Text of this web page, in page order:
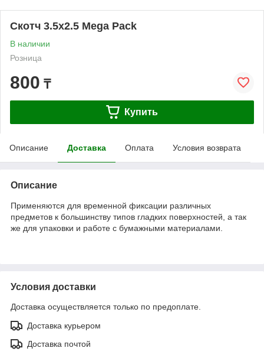
Скотч 3.5х2.5 Mega Pack
В наличии
Розница
800 ₸
Купить
Описание Доставка Оплата Условия возврата
Описание
Применяются для временной фиксации различных
предметов к большинству типов гладких поверхностей, а так
же для упаковки и работе с бумажными материалами.
Условия доставки
Доставка осуществляется только по предоплате.
Доставка курьером
Доставка почтой